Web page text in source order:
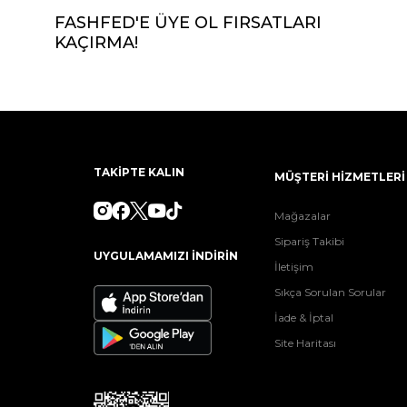
FASHFED'E ÜYE OL FIRSATLARI
KAÇIRMA!
TAKİPTE KALIN
UYGULAMAMIZI İNDİRİN
MÜŞTERİ HİZMETLERİ
Mağazalar
Sipariş Takibi
İletişim
Sıkça Sorulan Sorular
İade & İptal
Site Haritası